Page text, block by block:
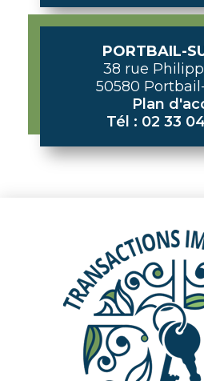
PORTBAIL-
38 rue
50580
Plan
Tél : 02 33